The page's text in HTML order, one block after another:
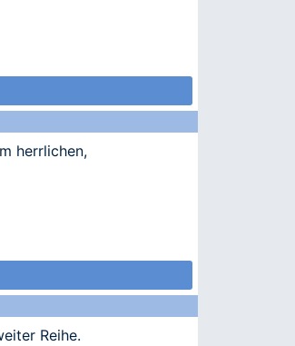
herrlichen,
Reihe.